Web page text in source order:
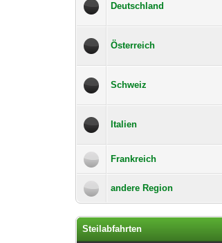
Deutschland
Österreich
Schweiz
Italien
Frankreich
andere Region
Steilabfahrten